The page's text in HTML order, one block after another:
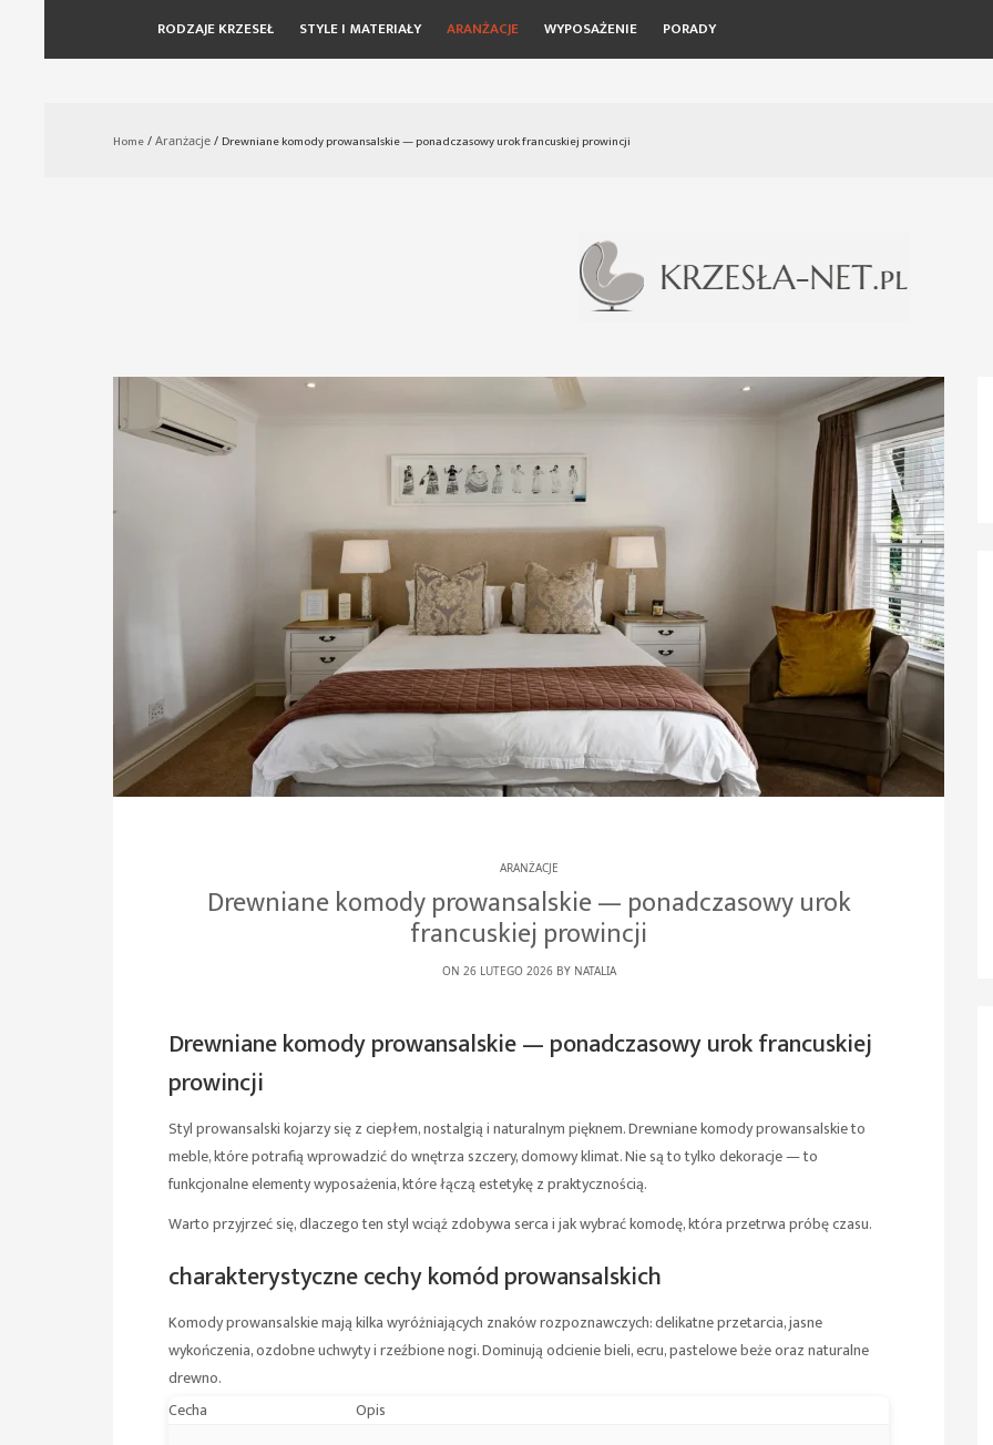
Skip
RODZAJE KRZESEŁ STYLE I MATERIAŁY ARANŻACJE WYPOSAŻENIE PORADY
Home / Aranżacje / Drewniane komody prowansalskie — ponadczasowy urok francuskiej prowincji
ARANŻACJE
Drewniane komody prowansalskie — ponadczasowy urok
francuskiej prowincji
ON 26 LUTEGO 2026 BY NATALIA
Drewniane komody prowansalskie — ponadczasowy urok francuskiej
prowincji
Styl prowansalski kojarzy się z ciepłem, nostalgią i naturalnym pięknem. Drewniane komody prowansalskie to
meble, które potrafią wprowadzić do wnętrza szczery, domowy klimat. Nie są to tylko dekoracje — to
funkcjonalne elementy wyposażenia, które łączą estetykę z praktycznością.
Warto przyjrzeć się, dlaczego ten styl wciąż zdobywa serca i jak wybrać komodę, która przetrwa próbę czasu.
charakterystyczne cechy komód prowansalskich
Komody prowansalskie mają kilka wyróżniających znaków rozpoznawczych: delikatne przetarcia, jasne
wykończenia, ozdobne uchwyty i rzeźbione nogi. Dominują odcienie bieli, ecru, pastelowe beże oraz naturalne
drewno.
Cecha
Opis